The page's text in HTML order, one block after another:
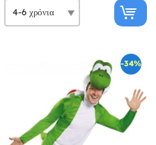
-34%